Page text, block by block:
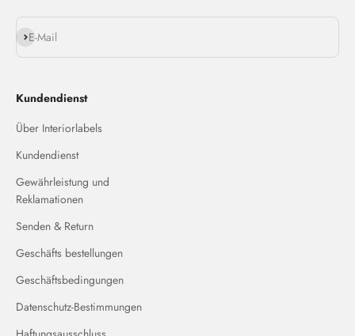
E-Mail
Abonnieren
Kundendienst
Über Interiorlabels
Kundendienst
Gewährleistung und
Reklamationen
Senden & Return
Geschäfts bestellungen
Geschäftsbedingungen
Datenschutz-Bestimmungen